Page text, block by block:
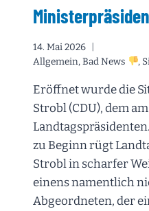
IST
14. Mai 2026
Allgemein,Bad News ,
Eröffnet wurde die
Strobl (CDU), dem
zu Beginn rügt
Strobl in scharfer
einens namentlich
Abgeordneten, der